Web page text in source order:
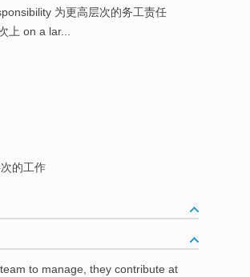
为更高层次的务工责任
上 on a lar...
的工作
team to manage, they contribute at